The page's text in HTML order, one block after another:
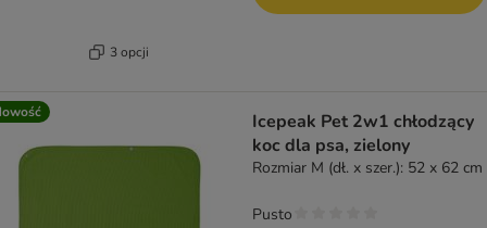
3 opcji
Icepeak Pet 2w1 chłodzący
koc dla psa, zielony
Rozmiar M (dł. x szer.): 52 x 62 cm
Pusto